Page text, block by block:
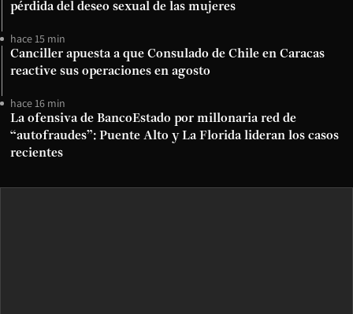
pérdida del deseo sexual de las mujeres
hace 15 min
Canciller apuesta a que Consulado de Chile en Caracas
reactive sus operaciones en agosto
hace 16 min
La ofensiva de BancoEstado por millonaria red de
“autofraudes”: Puente Alto y La Florida lideran los casos
recientes